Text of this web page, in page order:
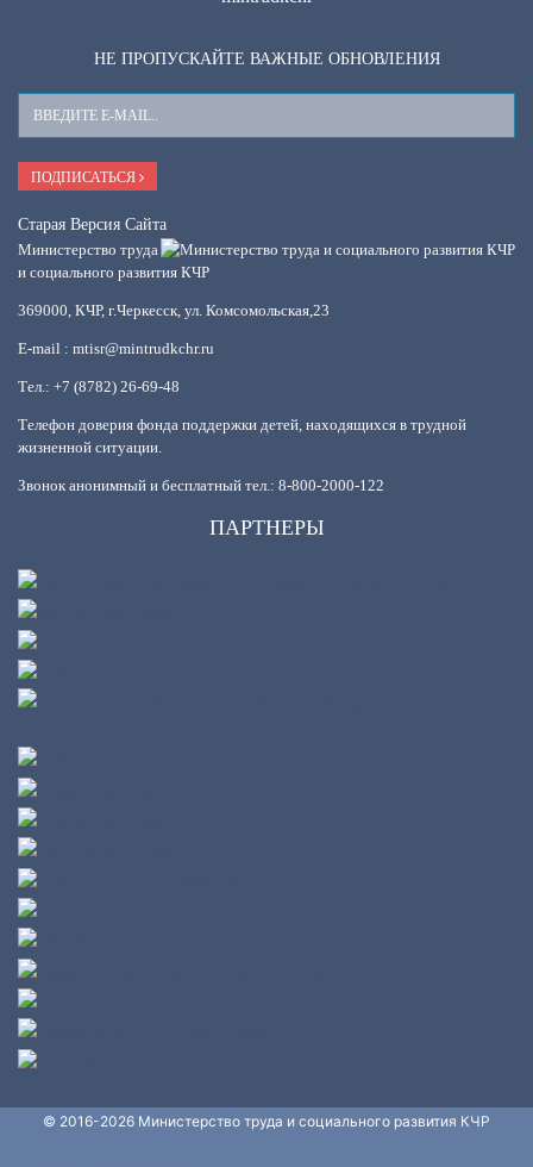
НЕ ПРОПУСКАЙТЕ ВАЖНЫЕ ОБНОВЛЕНИЯ
Ваш
E-
Mail
ПОДПИСАТЬСЯ
Старая Версия Сайта
Министерство труда
и социального развития КЧР
369000, КЧР, г.Черкесск, ул. Комсомольская,23
E-mail : mtisr@mintrudkchr.ru
Тел.: +7 (8782) 26-69-48
Телефон доверия фонда поддержки детей, находящихся в трудной
жизненной ситуации.
Звонок анонимный и бесплатный тел.: 8-800-2000-122
ПАРТНЕРЫ
© 2016-2026 Министерство труда и социального развития КЧР